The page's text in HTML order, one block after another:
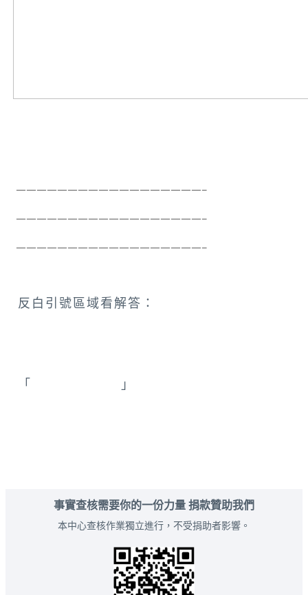
——————————————————–
——————————————————–
——————————————————–
反白引號區域看解答：
「 」
事實查核需要你的一份力量 捐款贊助我們
本中心查核作業獨立進行，不受捐助者影響。